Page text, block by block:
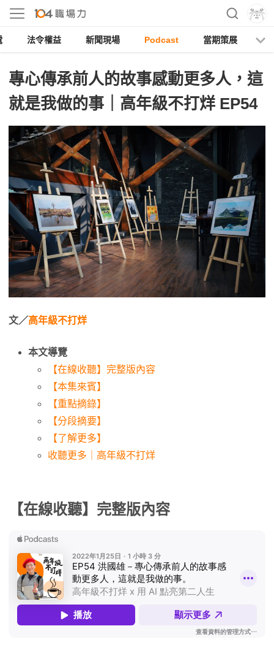
法令權益 新聞現場 Podcast 當期策展
專心傳承前人的故事感動更多人，這
就是我做的事｜高年級不打烊 EP54
文／高年級不打烊
本文導覽
【在線收聽】完整版內容
【本集來賓】
【重點摘錄】
【分段摘要】
【了解更多】
收聽更多｜高年級不打烊
【在線收聽】完整版內容